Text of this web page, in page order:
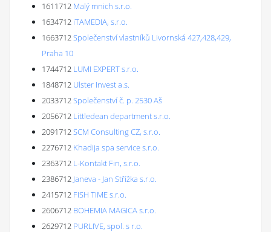
1611712 Malý mnich s.r.o.
1634712 iTAMEDIA, s.r.o.
1663712Společenství vlastníků Livornská 427,428,429,
Praha 10
1744712 LUMI EXPERT s.r.o.
1848712 Ulster Invest a.s.
2033712Společenství č. p. 2530 Aš
2056712 Littledean department s.r.o.
2091712SCM Consulting CZ, s.r.o.
2276712 Khadija spa service s.r.o.
2363712 L-Kontakt Fin, s.r.o.
2386712 Janeva - Jan Střížka s.r.o.
2415712 FISH TIME s.r.o.
2606712 BOHEMIA MAGICA s.r.o.
2629712 PURLIVE, spol. s r.o.